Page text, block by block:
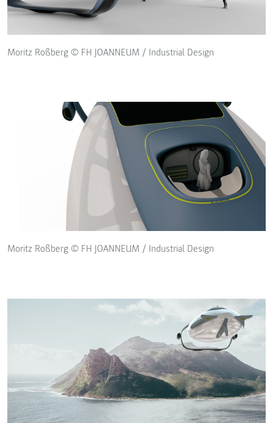
Moritz Roßberg © FH JOANNEUM / Industrial Design
Moritz Roßberg © FH JOANNEUM / Industrial Design